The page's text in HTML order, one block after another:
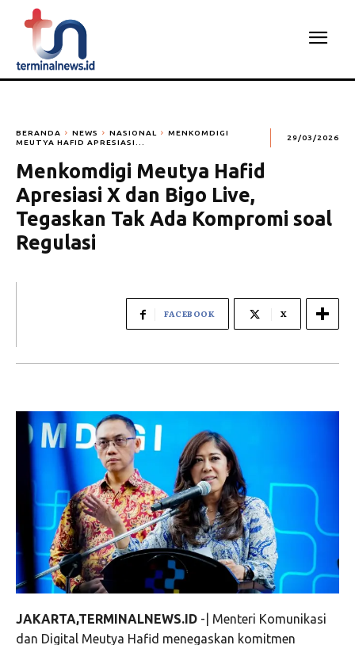
BERANDA NEWS NASIONAL
MENKOMDIGI
MEUTYA HAFID APRESIASI...
29/03/2026
Menkomdigi Meutya Hafid
Apresiasi X dan Bigo Live,
Tegaskan Tak Ada Kompromi soal
Regulasi
FACEBOOK X
JAKARTA,TERMINALNEWS.ID -| Menteri Komunikasi
dan Digital Meutya Hafid menegaskan komitmen